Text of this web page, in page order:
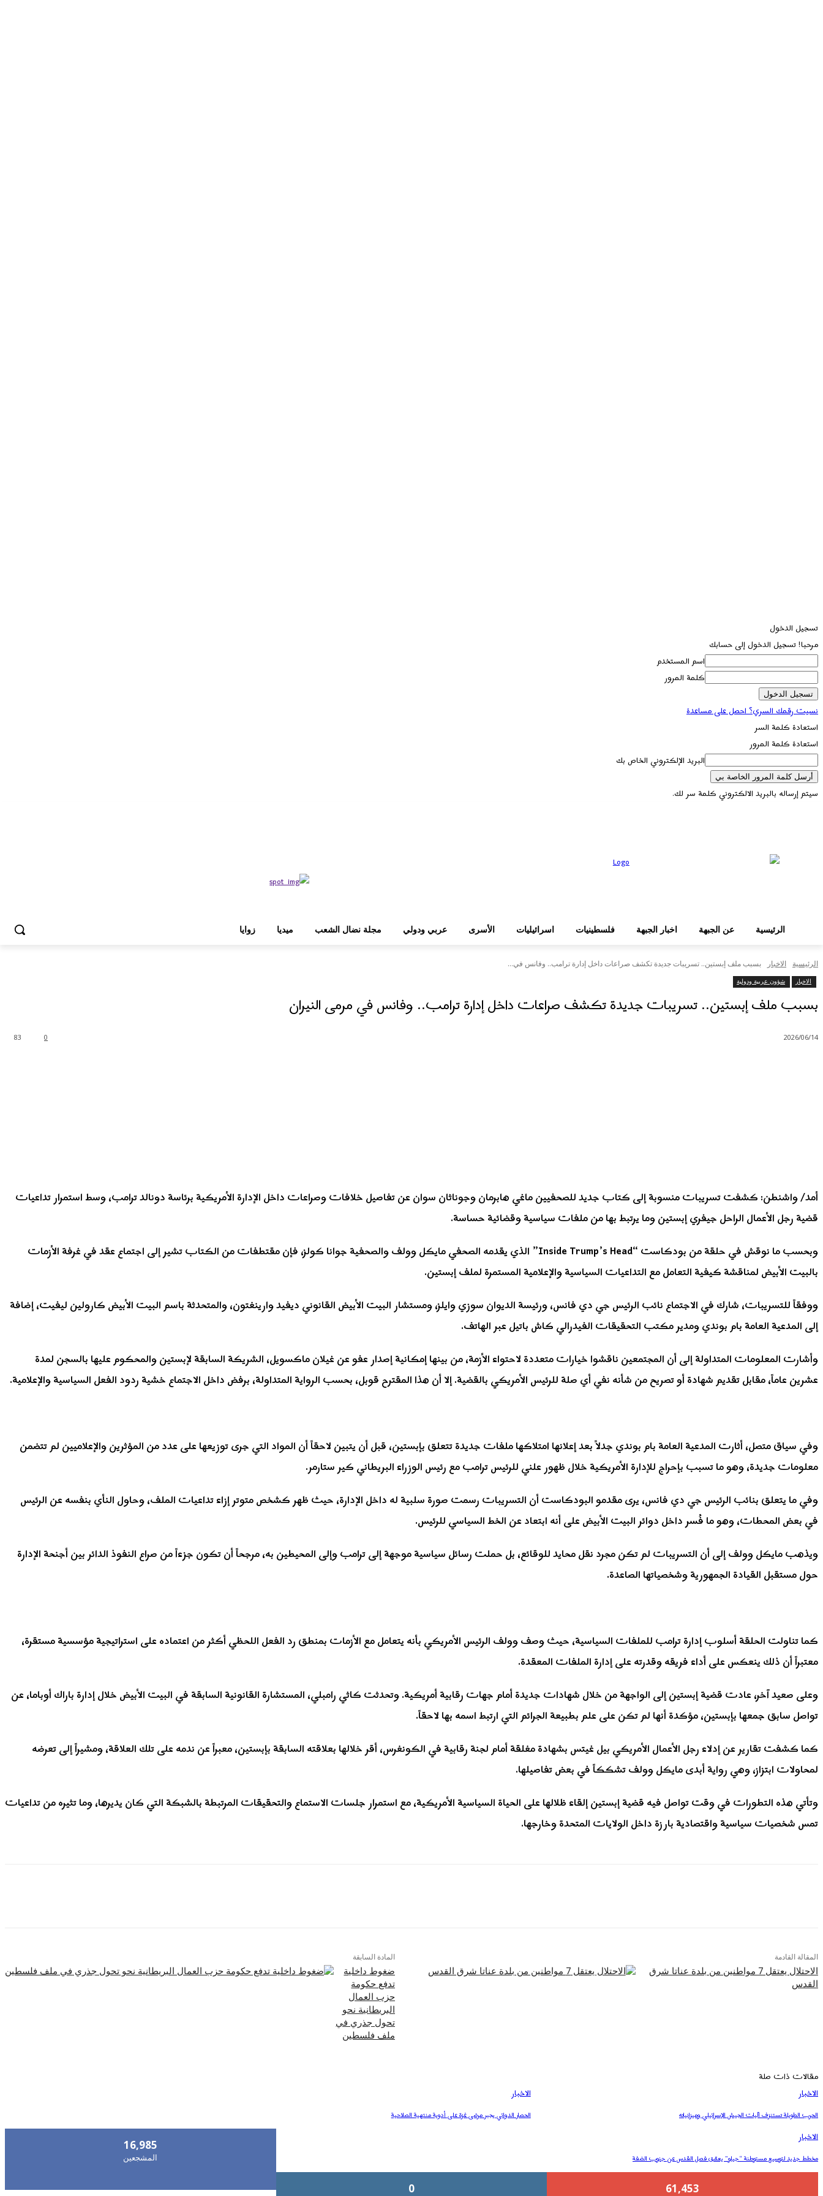
تسجيل الدخول
مرحبا! تسجيل الدخول إلى حسابك
اسم المستخدم
كلمة المرور
نسيت رقمك السري؟ احصل على مساعدة
استعادة كلمة السر
استعادة كلمة المرور
البريد الإلكتروني الخاص بك
سيتم إرساله بالبريد الالكتروني كلمة سر لك.
الرئيسية عن الجبهة اخبار الجبهة فلسطينيات اسرائيليات الأسرى عربي ودولي مجلة نضال الشعب ميديا زوايا
الرئيسية الاخبار بسبب ملف إبستين.. تسريبات جديدة تكشف صراعات داخل إدارة ترامب.. وفانس في...
الاخبار شؤون عربية ودولية
بسبب ملف إبستين.. تسريبات جديدة تكشف صراعات داخل إدارة ترامب.. وفانس في مرمى النيران
0
83 2026/06/14
أمد/ واشنطن: كشفت تسريبات منسوبة إلى كتاب جديد للصحفيين ماغي هابرمان وجوناثان سوان عن تفاصيل خلافات وصراعات داخل الإدارة الأمريكية برئاسة دونالد ترامب، وسط استمرار تداعيات
قضية رجل الأعمال الراحل جيفري إبستين وما يرتبط بها من ملفات سياسية وقضائية حساسة.
وبحسب ما نوقش في حلقة من بودكاست “Inside Trump’s Head” الذي يقدمه الصحفي مايكل وولف والصحفية جوانا كولز، فإن مقتطفات من الكتاب تشير إلى اجتماع عقد في غرفة الأزمات
بالبيت الأبيض لمناقشة كيفية التعامل مع التداعيات السياسية والإعلامية المستمرة لملف إبستين.
ووفقاً للتسريبات، شارك في الاجتماع نائب الرئيس جي دي فانس، ورئيسة الديوان سوزي وايلز، ومستشار البيت الأبيض القانوني ديفيد وارينغتون، والمتحدثة باسم البيت الأبيض كارولين ليفيت، إضافة
إلى المدعية العامة بام بوندي ومدير مكتب التحقيقات الفيدرالي كاش باتيل عبر الهاتف.
وأشارت المعلومات المتداولة إلى أن المجتمعين ناقشوا خيارات متعددة لاحتواء الأزمة، من بينها إمكانية إصدار عفو عن غيلان ماكسويل، الشريكة السابقة لإبستين والمحكوم عليها بالسجن لمدة
عشرين عاماً، مقابل تقديم شهادة أو تصريح من شأنه نفي أي صلة للرئيس الأمريكي بالقضية. إلا أن هذا المقترح قوبل، بحسب الرواية المتداولة، برفض داخل الاجتماع خشية ردود الفعل السياسية والإعلامية.
وفي سياق متصل، أثارت المدعية العامة بام بوندي جدلاً بعد إعلانها امتلاكها ملفات جديدة تتعلق بإبستين، قبل أن يتبين لاحقاً أن المواد التي جرى توزيعها على عدد من المؤثرين والإعلاميين لم تتضمن
معلومات جديدة، وهو ما تسبب بإحراج للإدارة الأمريكية خلال ظهور علني للرئيس ترامب مع رئيس الوزراء البريطاني كير ستارمر.
وفي ما يتعلق بنائب الرئيس جي دي فانس، يرى مقدمو البودكاست أن التسريبات رسمت صورة سلبية له داخل الإدارة، حيث ظهر كشخص متوتر إزاء تداعيات الملف، وحاول النأي بنفسه عن الرئيس
في بعض المحطات، وهو ما فُسر داخل دوائر البيت الأبيض على أنه ابتعاد عن الخط السياسي للرئيس.
ويذهب مايكل وولف إلى أن التسريبات لم تكن مجرد نقل محايد للوقائع، بل حملت رسائل سياسية موجهة إلى ترامب وإلى المحيطين به، مرجحاً أن تكون جزءاً من صراع النفوذ الدائر بين أجنحة الإدارة
حول مستقبل القيادة الجمهورية وشخصياتها الصاعدة.
كما تناولت الحلقة أسلوب إدارة ترامب للملفات السياسية، حيث وصف وولف الرئيس الأمريكي بأنه يتعامل مع الأزمات بمنطق رد الفعل اللحظي أكثر من اعتماده على استراتيجية مؤسسية مستقرة،
معتبراً أن ذلك ينعكس على أداء فريقه وقدرته على إدارة الملفات المعقدة.
وعلى صعيد آخر، عادت قضية إبستين إلى الواجهة من خلال شهادات جديدة أمام جهات رقابية أمريكية. وتحدثت كاثي رامبلي، المستشارة القانونية السابقة في البيت الأبيض خلال إدارة باراك أوباما، عن
تواصل سابق جمعها بإبستين، مؤكدة أنها لم تكن على علم بطبيعة الجرائم التي ارتبط اسمه بها لاحقاً.
كما كشفت تقارير عن إدلاء رجل الأعمال الأمريكي بيل غيتس بشهادة مغلقة أمام لجنة رقابية في الكونغرس، أقر خلالها بعلاقته السابقة بإبستين، معبراً عن ندمه على تلك العلاقة، ومشيراً إلى تعرضه
لمحاولات ابتزاز، وهي رواية أبدى مايكل وولف تشككاً في بعض تفاصيلها.
وتأتي هذه التطورات في وقت تواصل فيه قضية إبستين إلقاء ظلالها على الحياة السياسية الأمريكية، مع استمرار جلسات الاستماع والتحقيقات المرتبطة بالشبكة التي كان يديرها، وما تثيره من تداعيات
تمس شخصيات سياسية واقتصادية بارزة داخل الولايات المتحدة وخارجها.
المادة السابقة
ضغوط داخلية
تدفع حكومة
حزب العمال
البريطانية نحو
تحول جذري في
ملف فلسطين
المقالة القادمة
الاحتلال يعتقل 7 مواطنين من بلدة عناتا شرق
القدس
مقالات ذات صلة
الاخبار
الحرب الطويلة تستنزف آليات الجيش الإسرائيلي وميزانياته
الاخبار
الحصار الدوائي يجبر مرضى غزة على أدوية منتهية الصلاحية
الاخبار
مخطط جديد لتوسيع مستوطنة “جيلو” يعمّق فصل القدس عن جنوب الضفة
16,985
المشجعين
0 61,453